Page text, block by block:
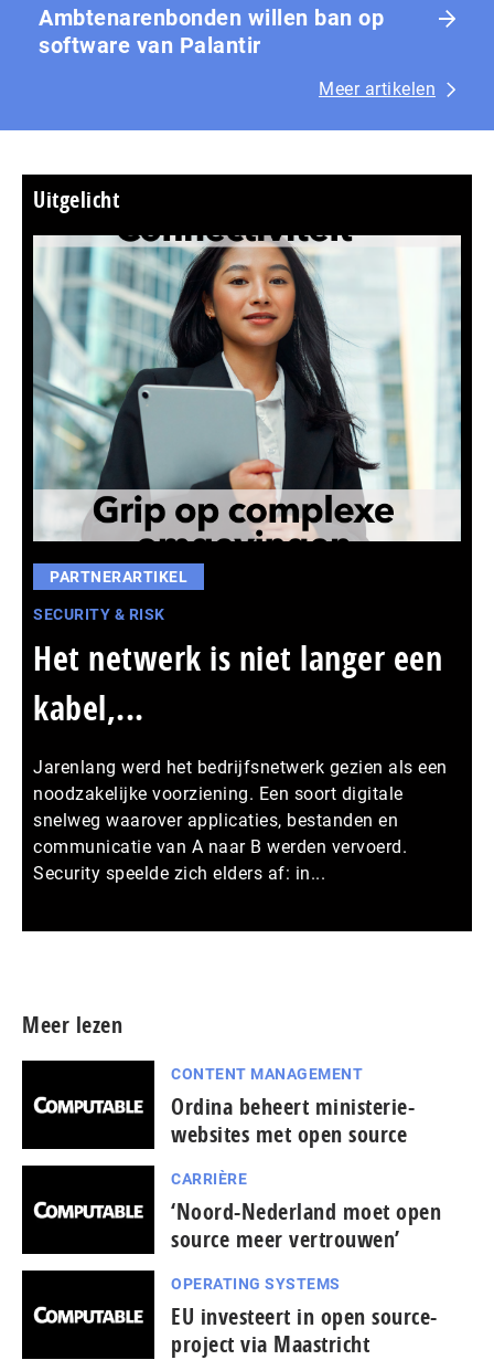
Ambtenarenbonden willen ban op
software van Palantir
Meer artikelen
Uitgelicht
PARTNERARTIKEL
SECURITY & RISK
Het netwerk is niet langer een
kabel,...
Jarenlang werd het bedrijfsnetwerk gezien als een
noodzakelijke voorziening. Een soort digitale
snelweg waarover applicaties, bestanden en
communicatie van A naar B werden vervoerd.
Security speelde zich elders af: in...
Meer lezen
CONTENT MANAGEMENT
Ordina beheert ministerie-
websites met open source
CARRIÈRE
‘Noord-Nederland moet open
source meer vertrouwen’
OPERATING SYSTEMS
EU investeert in open source-
project via Maastricht